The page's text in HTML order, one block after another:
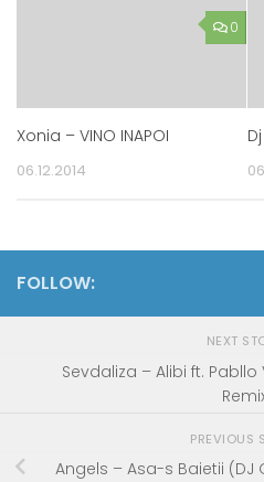
0
Xonia – VINO INAPOI
06.12.2014
FOLLOW:
NEXT
Sevdaliza – Alibi ft. Pabllo
PREVIOUS
Angels – Asa-s Baietii (DJ